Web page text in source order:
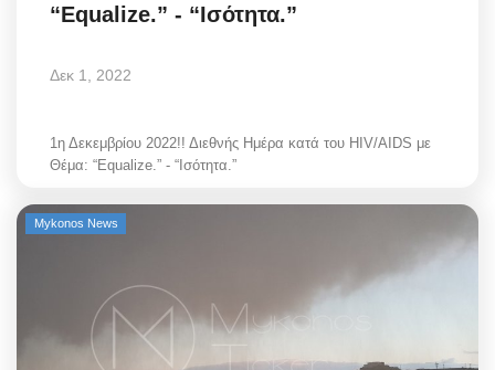
“Equalize.” - “Ισότητα.”
Δεκ 1, 2022
1η Δεκεμβρίου 2022!! Διεθνής Ημέρα κατά του HIV/AIDS με
Θέμα: “Equalize.” - “Ισότητα.”
Mykonos News